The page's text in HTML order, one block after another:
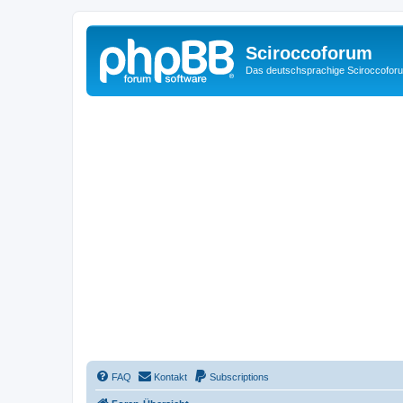
Sciroccoforum
Das deutschsprachige
FAQ Kontakt Subscriptions